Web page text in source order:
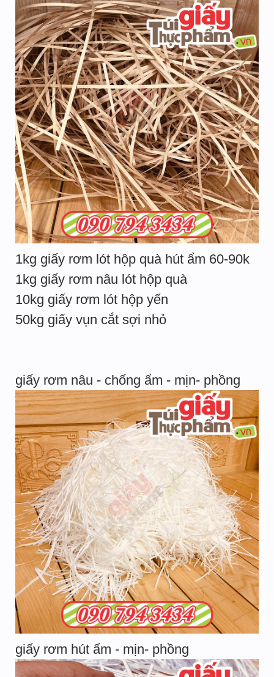
1kg giấy rơm lót hộp quà hút ẩm 60-90k
1kg giấy rơm nâu lót hộp quà
10kg giấy rơm lót hộp yến
50kg giấy vụn cắt sợi nhỏ
giấy rơm nâu - chống ẩm - mịn- phồng
giấy rơm hút ẩm - mịn- phồng